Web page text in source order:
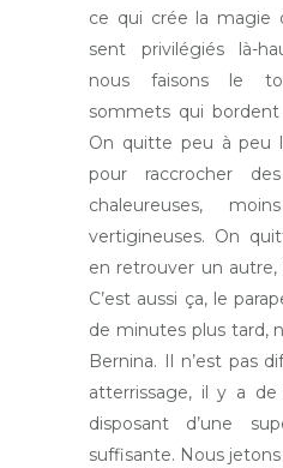
ce qui crée la magie
sent privilégiés là-
nous faisons le
sommets qui
On quitte peu à peu
pour raccrocher
chaleureuses,
vertigineuses. On
en retrouver un
C’est aussi ça, le
de minutes plus tard,
Bernina. Il n’est pas
atterrissage, il y a
disposant d’une
suffisante. Nous